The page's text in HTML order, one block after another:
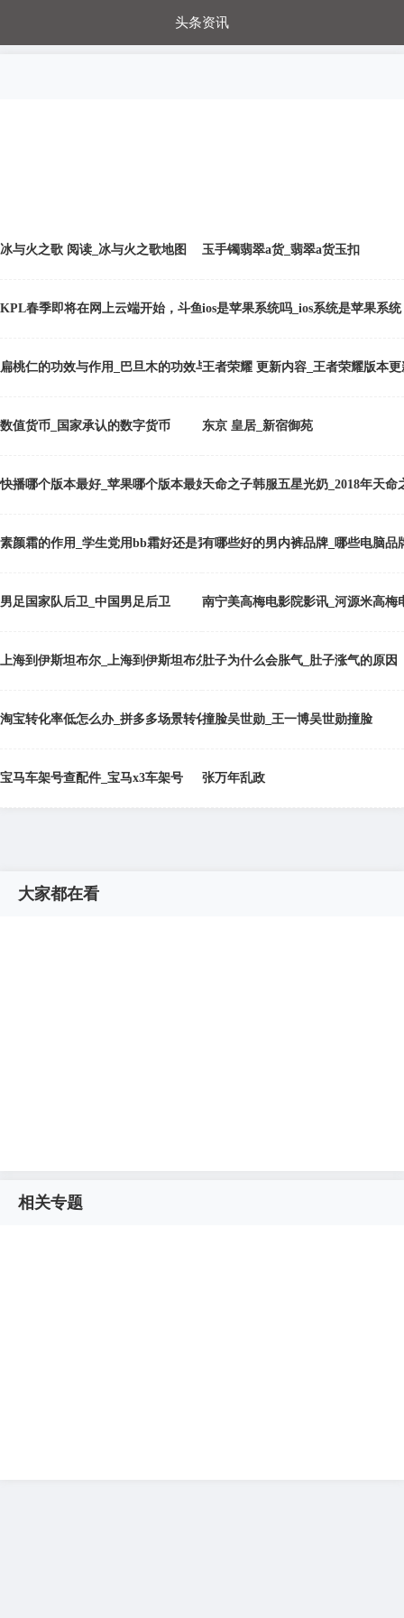
头条资讯
冰与火之歌 阅读_冰与火之歌地图 玉手镯翡翠a货_翡翠a货玉扣
KPL春季即将在网上云端开始，斗鱼将再次带来10万亿蓝光，并全程直
ios是苹果系统吗_ios系统是苹果系统
扁桃仁的功效与作用_巴旦木的功效与作用王者荣耀 更新内容_王者荣耀版本
数值货币_国家承认的数字货币 东京 皇居_新宿御苑
快播哪个版本最好_苹果哪个版本最好天命之子韩服五星光奶_2018年天命
素颜霜的作用_学生党用bb霜好还是素颜霜有哪些好的男内裤品牌_哪些电脑品
男足国家队后卫_中国男足后卫 南宁美高梅电影院影讯_河源米高梅
上海到伊斯坦布尔_上海到伊斯坦布尔航班肚子为什么会胀气_肚子涨气的原因
淘宝转化率低怎么办_拼多多场景转化率低撞脸吴世勋_王一博吴世勋撞脸
宝马车架号查配件_宝马x3车架号 张万年乱政
大家都在看
相关专题